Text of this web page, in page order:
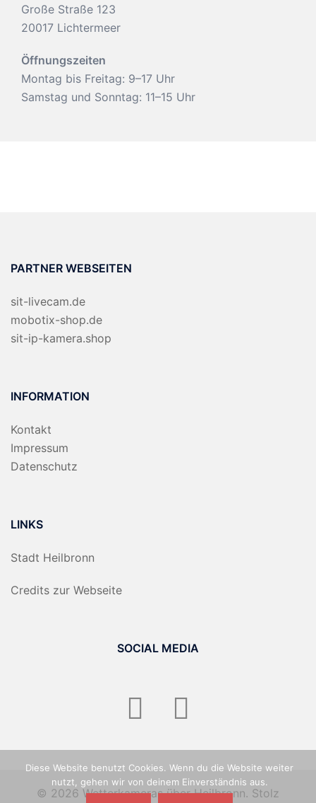
Große Straße 123
20017 Lichtermeer
Öffnungszeiten
Montag bis Freitag: 9–17 Uhr
Samstag und Sonntag: 11–15 Uhr
PARTNER WEBSEITEN
sit-livecam.de
mobotix-shop.de
sit-ip-kamera.shop
INFORMATION
Kontakt
Impressum
Datenschutz
LINKS
Stadt Heilbronn
Credits zur Webseite
SOCIAL MEDIA
Youtube
© 2026 Wetterkameras über Heilbronn. Stolz
Diese Website benutzt Cookies. Wenn du die Website weiter
nutzt, gehen wir von deinem Einverständnis aus.